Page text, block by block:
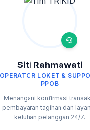
Siti Rahmawati
OPERATOR LOKET &
PPOB
Menangani konfirmasi
pembayaran tagihan dan
keluhan pelanggan 24/7.